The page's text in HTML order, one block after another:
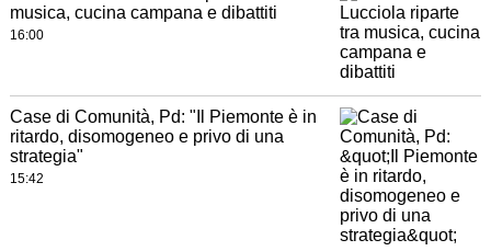
musica, cucina campana e dibattiti
16:00
Case di Comunità, Pd: "Il Piemonte è in
ritardo, disomogeneo e privo di una
strategia"
15:42